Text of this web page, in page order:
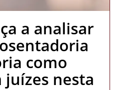
a analisar
como
juízes nesta